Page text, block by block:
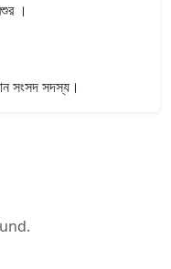
।
সংসদ সদস্য।